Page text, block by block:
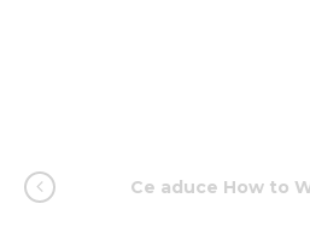
Ce aduce How to